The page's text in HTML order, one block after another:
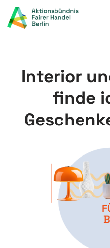
Zum
Interior
finde